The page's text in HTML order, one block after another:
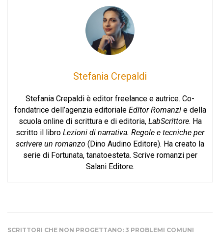
Stefania Crepaldi
Stefania Crepaldi è editor freelance e autrice. Co-
fondatrice dell’agenzia editoriale Editor Romanzie della
scuola online di scrittura e di editoria, LabScrittore. Ha
scritto il libro Lezioni di narrativa. Regole e tecniche per
scrivere un romanzo (Dino Audino Editore). Ha creato la
serie di Fortunata, tanatoesteta. Scrive romanzi per
Salani Editore.
SCRITTORI CHE NON PROGETTANO: 3 PROBLEMI COMUNI